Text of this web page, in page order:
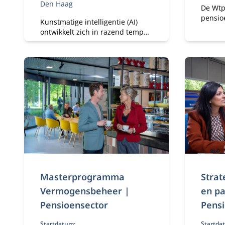
Den Haag
Kunstmatige intelligentie (AI)
ontwikkelt zich in razend tempo.
De module AI voor
een uitgelezen kans om inzicht
te krijgen in de invloed van AI op
jouw pensioenfonds.
De
te
Wtp-
Masterprogramma
Vermogensbeheer |
Pensioensector
en